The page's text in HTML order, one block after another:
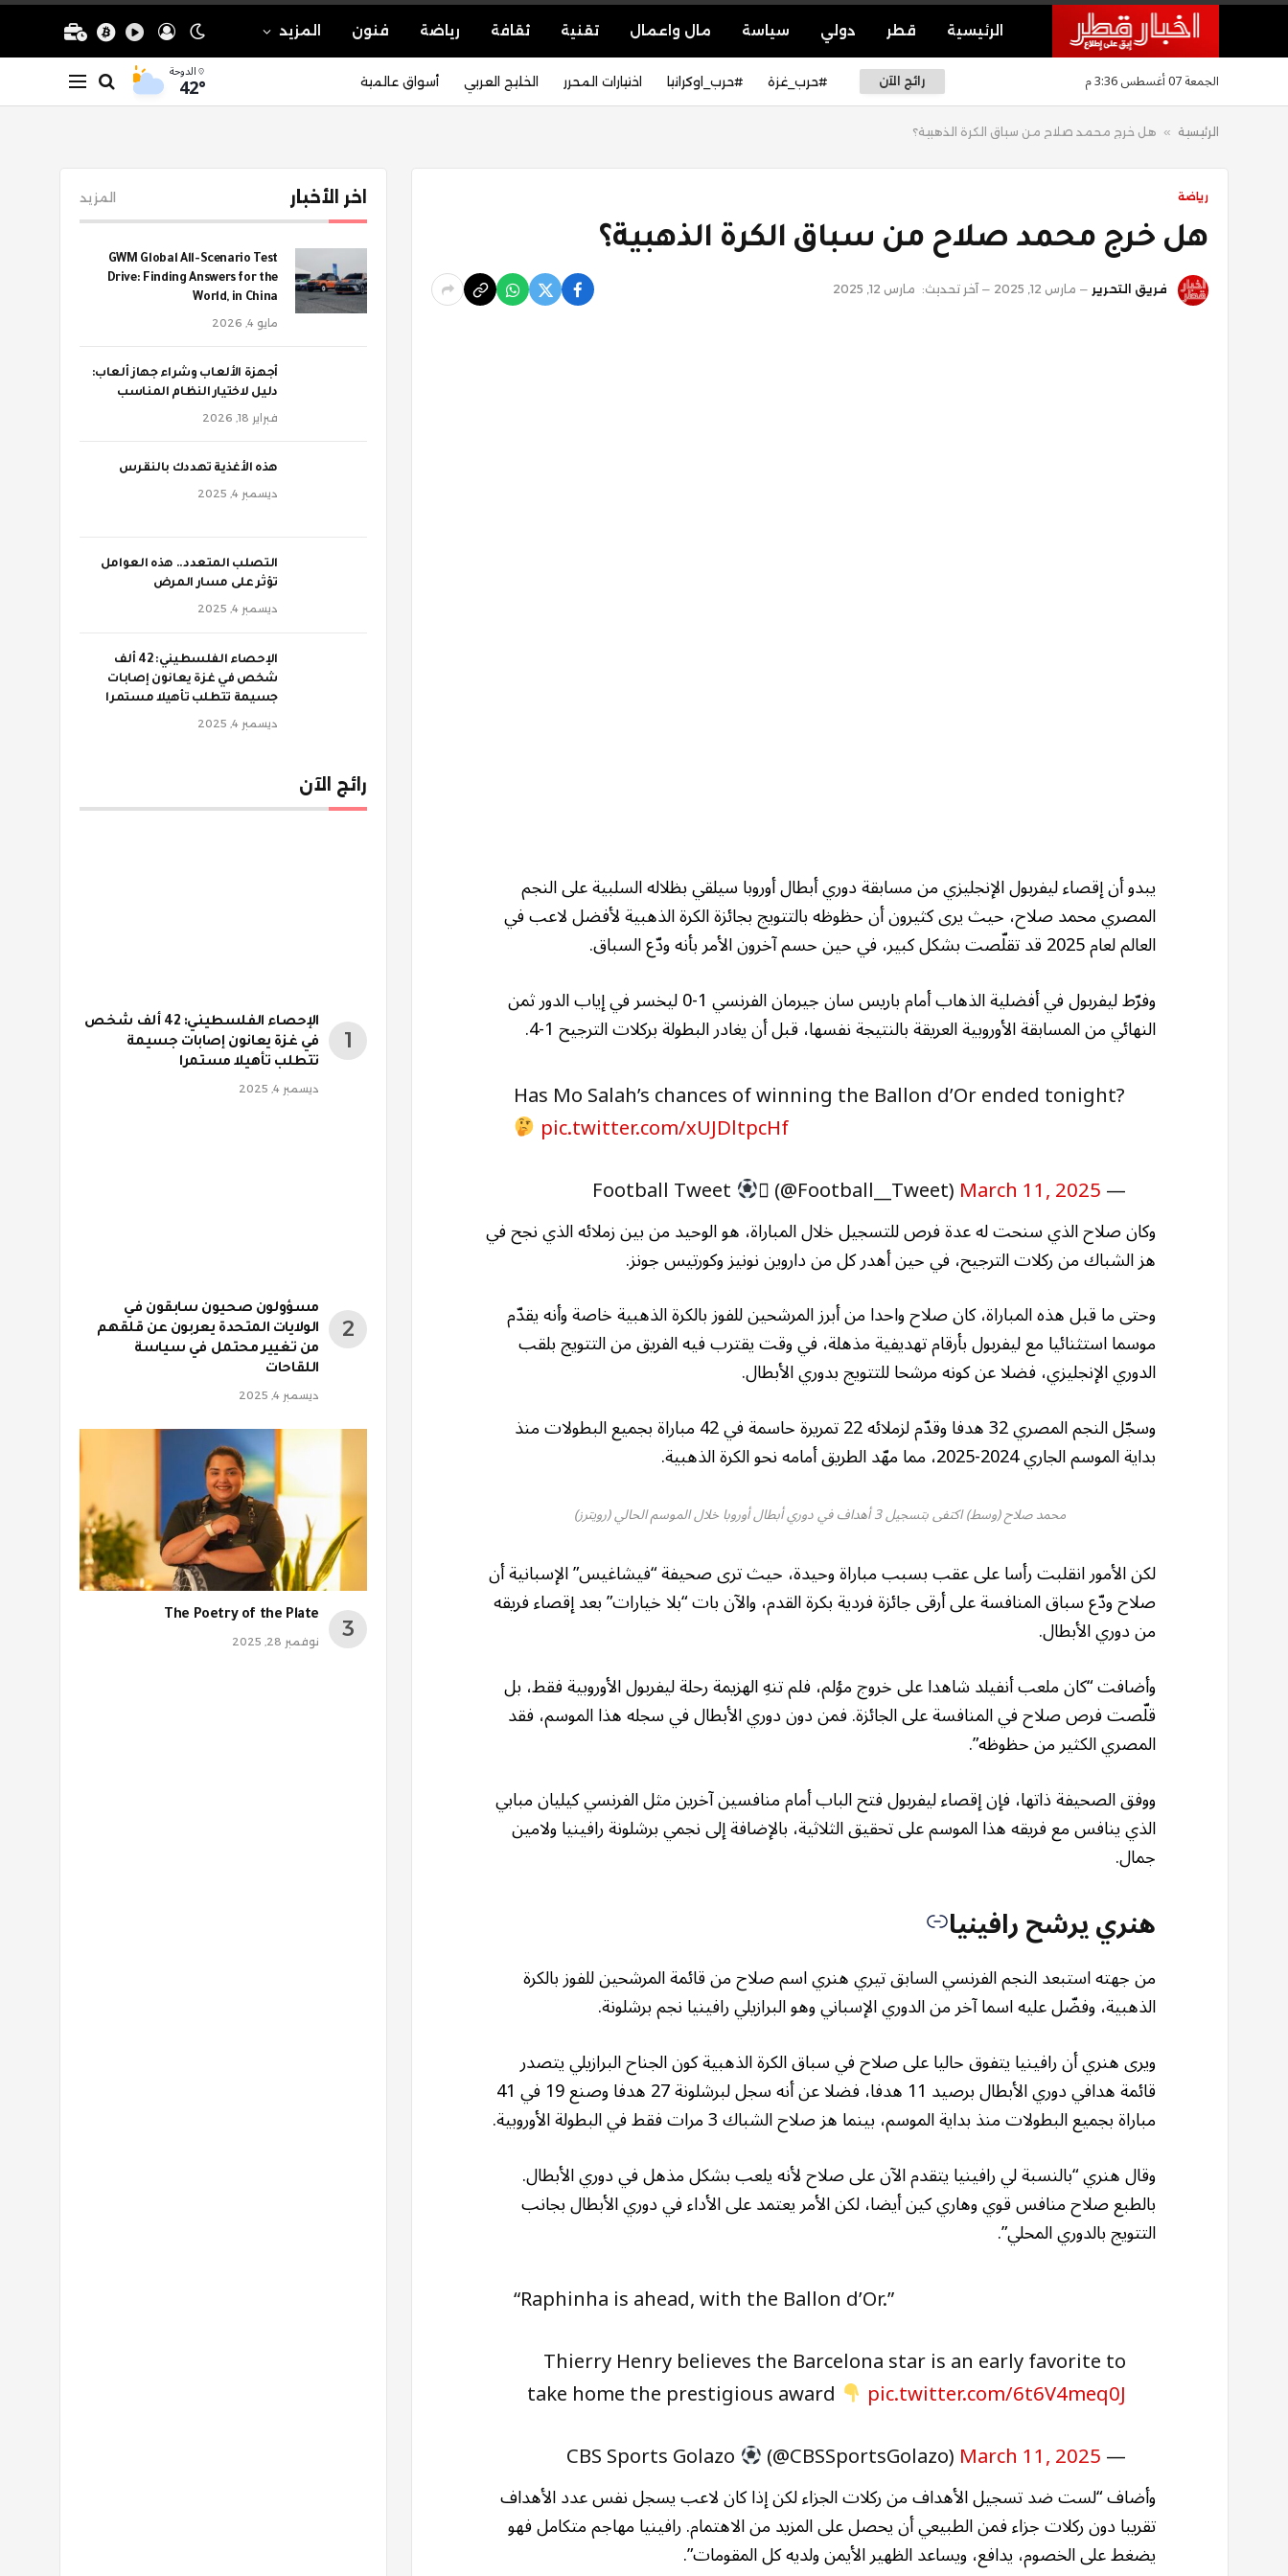
الرئيسية قطر دولي سياسة مال واعمال تقنية ثقافة رياضة فنون المزيد
الجمعة 07 أغسطس 3:36 م رائج الآن #حرب_غزة #حرب_اوكرانيا اختيارات المحرر الخليج العربي أسواق عالمية الدوحة
42°
الرئيسية » هل خرج محمد صلاح من سباق الكرة الذهبية؟
رياضة
هل خرج محمد صلاح من سباق الكرة الذهبية؟
فريق التحرير مارس 12, 2025 آخر تحديث: مارس 12, 2025
يبدو أن إقصاء ليفربول الإنجليزي من مسابقة دوري أبطال أوروبا سيلقي بظلاله السلبية على النجم
المصري محمد صلاح، حيث يرى كثيرون أن حظوظه بالتتويج بجائزة الكرة الذهبية لأفضل لاعب في
العالم لعام 2025 قد تقلّصت بشكل كبير، في حين حسم آخرون الأمر بأنه ودّع السباق.
وفرّط ليفربول في أفضلية الذهاب أمام باريس سان جيرمان الفرنسي 1-0 ليخسر في إياب الدور ثمن
النهائي من المسابقة الأوروبية العريقة بالنتيجة نفسها، قبل أن يغادر البطولة بركلات الترجيح 1-4.
Has Mo Salah’s chances of winning the Ballon d’Or ended tonight?
pic.twitter.com/xUJDltpcHf
— Football Tweet
 (@Football__Tweet)March 11, 2025
وكان صلاح الذي سنحت له عدة فرص للتسجيل خلال المباراة، هو الوحيد من بين زملائه الذي نجح في
هز الشباك من ركلات الترجيح، في حين أهدر كل من داروين نونيز وكورتيس جونز.
وحتى ما قبل هذه المباراة، كان صلاح واحدا من أبرز المرشحين للفوز بالكرة الذهبية خاصة وأنه يقدّم
موسما استثنائيا مع ليفربول بأرقام تهديفية مذهلة، في وقت يقترب فيه الفريق من التتويج بلقب
الدوري الإنجليزي، فضلا عن كونه مرشحا للتتويج بدوري الأبطال.
وسجّل النجم المصري 32 هدفا وقدّم لزملائه 22 تمريرة حاسمة في 42 مباراة بجميع البطولات منذ
بداية الموسم الجاري 2024-2025، مما مهّد الطريق أمامه نحو الكرة الذهبية.
محمد صلاح (وسط) اكتفى بتسجيل 3 أهداف في دوري أبطال أوروبا خلال الموسم الحالي (رويترز)
لكن الأمور انقلبت رأسا على عقب بسبب مباراة وحيدة، حيث ترى صحيفة “فيشاغيس” الإسبانية أن
صلاح ودّع سباق المنافسة على أرقى جائزة فردية بكرة القدم، والآن بات “بلا خيارات” بعد إقصاء فريقه
من دوري الأبطال.
وأضافت “كان ملعب أنفيلد شاهدا على خروج مؤلم، فلم تنهِ الهزيمة رحلة ليفربول الأوروبية فقط، بل
قلّصت فرص صلاح في المنافسة على الجائزة. فمن دون دوري الأبطال في سجله هذا الموسم، فقد
المصري الكثير من حظوظه”.
ووفق الصحيفة ذاتها، فإن إقصاء ليفربول فتح الباب أمام منافسين آخرين مثل الفرنسي كيليان مبابي
الذي ينافس مع فريقه هذا الموسم على تحقيق الثلاثية، بالإضافة إلى نجمي برشلونة رافينيا ولامين
جمال.
هنري يرشح رافينيا
من جهته استبعد النجم الفرنسي السابق تيري هنري اسم صلاح من قائمة المرشحين للفوز بالكرة
الذهبية، وفضّل عليه اسما آخر من الدوري الإسباني وهو البرازيلي رافينيا نجم برشلونة.
ويرى هنري أن رافينيا يتفوق حاليا على صلاح في سباق الكرة الذهبية كون الجناح البرازيلي يتصدر
قائمة هدافي دوري الأبطال برصيد 11 هدفا، فضلا عن أنه سجل لبرشلونة 27 هدفا وصنع 19 في 41
مباراة بجميع البطولات منذ بداية الموسم، بينما هز صلاح الشباك 3 مرات فقط في البطولة الأوروبية.
وقال هنري “بالنسبة لي رافينيا يتقدم الآن على صلاح لأنه يلعب بشكل مذهل في دوري الأبطال.
بالطبع صلاح منافس قوي وهاري كين أيضا، لكن الأمر يعتمد على الأداء في دوري الأبطال بجانب
التتويج بالدوري المحلي”.
“Raphinha is ahead, with the Ballon d’Or.”
Thierry Henry believes the Barcelona star is an early favorite to
take home the prestigious award
pic.twitter.com/6t6V4meq0J
— CBS Sports Golazo
(@CBSSportsGolazo)March 11, 2025
وأضاف “لست ضد تسجيل الأهداف من ركلات الجزاء لكن إذا كان لاعب يسجل نفس عدد الأهداف
تقريبا دون ركلات جزاء فمن الطبيعي أن يحصل على المزيد من الاهتمام. رافينيا مهاجم متكامل فهو
يضغط على الخصوم، يدافع، ويساعد الظهير الأيمن ولديه كل المقومات”.
اخر الأخبار المزيد
GWM Global All-Scenario Test
Drive: Finding Answers for the
World, in China
مايو 4, 2026
أجهزة الألعاب وشراء جهاز ألعاب:
دليل لاختيار النظام المناسب
فبراير 18, 2026
‫هذه الأغذية تهددك بالنقرس
ديسمبر 4, 2025
‫التصلب المتعدد.. هذه العوامل
تؤثر على مسار المرض
ديسمبر 4, 2025
الإحصاء الفلسطيني: 42 ألف
شخص في غزة يعانون إصابات
جسيمة تتطلب تأهيلا مستمرا
ديسمبر 4, 2025
رائج الآن
الإحصاء الفلسطيني: 42 ألف شخص
في غزة يعانون إصابات جسيمة
تتطلب تأهيلا مستمرا
ديسمبر 4, 2025
مسؤولون صحيون سابقون في
الولايات المتحدة يعربون عن قلقهم
من تغيير محتمل في سياسة
اللقاحات
ديسمبر 4, 2025
The Poetry of the Plate
نوفمبر 28, 2025